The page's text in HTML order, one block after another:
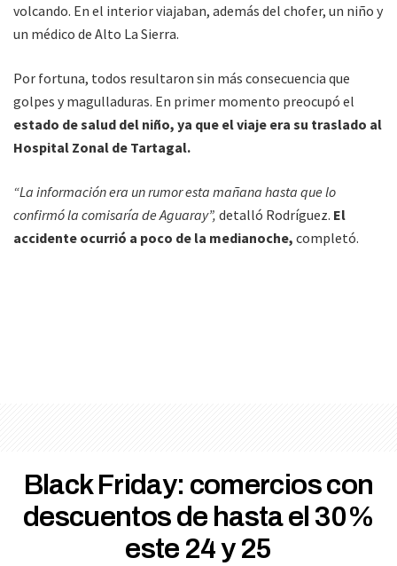
volcando. En el interior viajaban, además del chofer, un niño y
un médico de Alto La Sierra.
Por fortuna, todos resultaron sin más consecuencia que
golpes y magulladuras. En primer momento preocupó el
estado de salud del niño, ya que el viaje era su traslado al
Hospital Zonal de Tartagal.
“La información era un rumor esta mañana hasta que lo
confirmó la comisaría de Aguaray”, detalló Rodríguez. El
accidente ocurrió a poco de la medianoche, completó.
Black Friday: comercios con
descuentos de hasta el 30%
este 24 y 25